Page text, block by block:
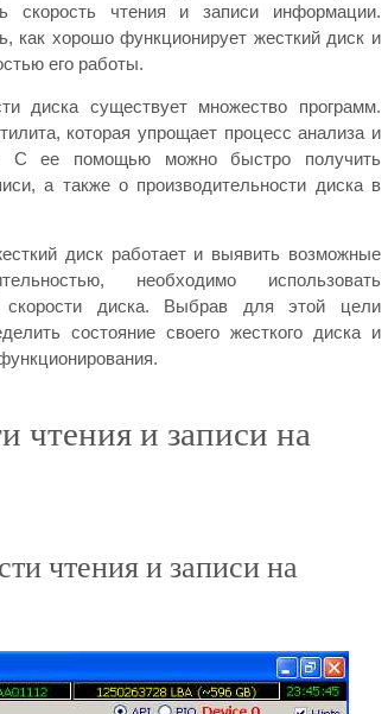
скорость чтения и записи информации.
как хорошо функционирует жесткий диск и
его работы.
диска существует множество программ.
которая упрощает процесс анализа и
С ее помощью можно быстро получить
а также о производительности диска в
диск работает и выявить возможные
необходимо использовать
скорости диска. Выбрав для этой цели
состояние своего жесткого диска и
чтения и записи на
чтения и записи на